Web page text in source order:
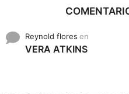
Reynold flores en
VERA ATKINS